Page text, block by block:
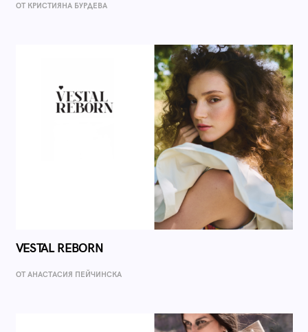
ОТ КРИСТИЯНА БУРДЕВА
VESTAL REBORN
ОТ AНАСТАСИЯ ПЕЙЧИНСКА